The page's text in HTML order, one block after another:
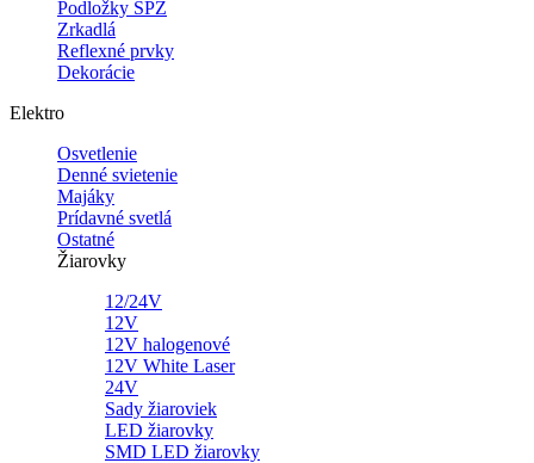
Podložky ŠPZ
Zrkadlá
Reflexné prvky
Dekorácie
Elektro
Osvetlenie
Denné svietenie
Majáky
Prídavné svetlá
Ostatné
Žiarovky
12/24V
12V
12V halogenové
12V White Laser
24V
Sady žiaroviek
LED žiarovky
SMD LED žiarovky